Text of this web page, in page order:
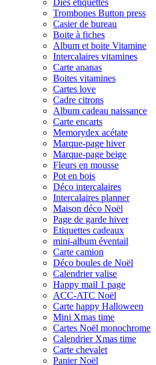
Dies étiquettes
Trombones Button press
Casier de bureau
Boite à fiches
Album et boite Vitamine
Intercalaires vitamines
Carte ananas
Boites vitamines
Cartes love
Cadre citrons
Album cadeau naissance
Carte encarts
Memorydex acétate
Marque-page hiver
Marque-page beige
Fleurs en mousse
Pot en bois
Déco intercalaires
Intercalaires planner
Maison déco Noël
Page de garde hiver
Etiquettes cadeaux
mini-album éventail
Carte camion
Déco boules de Noël
Calendrier valise
Happy mail 1 page
ACC-ATC Noël
Carte happy Halloween
Mini Xmas time
Cartes Noël monochrome
Calendrier Xmas time
Carte chevalet
Panier Noël